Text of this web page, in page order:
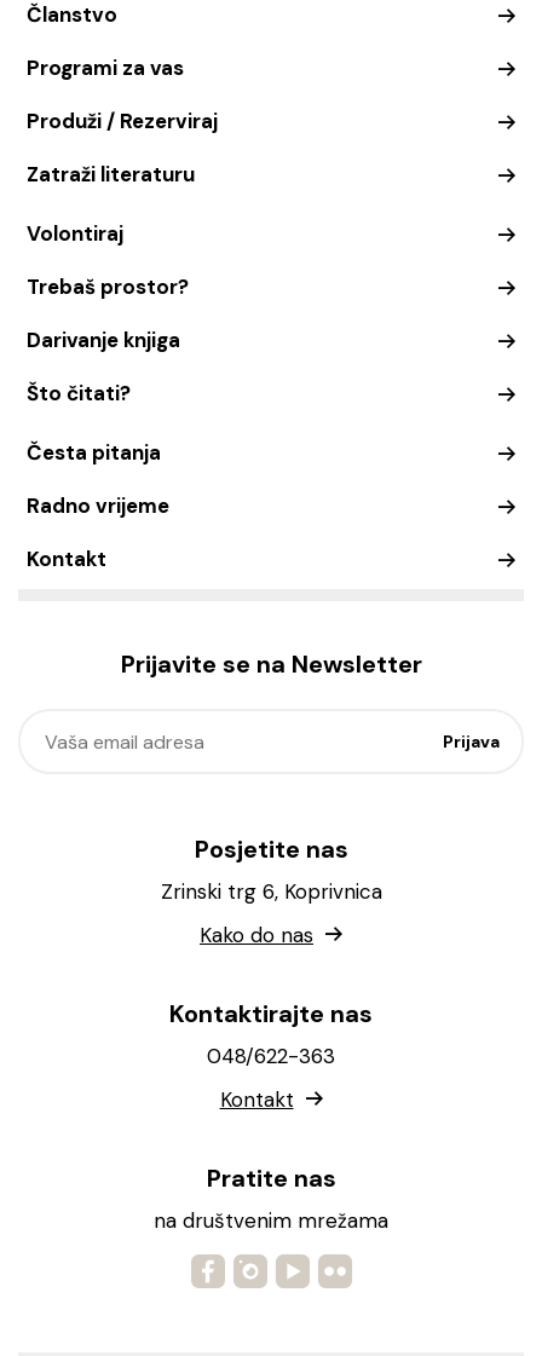
Članstvo
Programi za vas
Produži / Rezerviraj
Zatraži literaturu
Volontiraj
Trebaš prostor?
Darivanje knjiga
Što čitati?
Česta pitanja
Radno vrijeme
Kontakt
Prijavite se na Newsletter
Posjetite nas
Zrinski trg 6, Koprivnica
Kako do nas
Kontaktirajte nas
048/622-363
Kontakt
Pratite nas
na društvenim mrežama